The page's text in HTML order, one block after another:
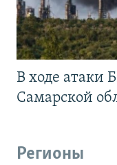
В ходе атаки
Самарской
Регионы